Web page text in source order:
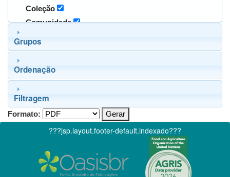
Coleção
Comunidade
Grupos
Ordenação
Filtragem
Formato:
???jsp.layout.footer-default.indexado???